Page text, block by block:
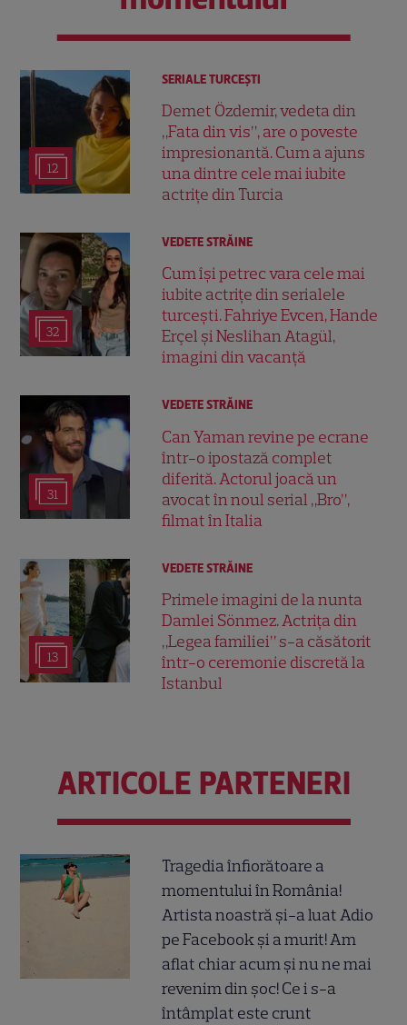
12
SERIALE TURCEŞTI
Demet Özdemir, vedeta din
„Fata din vis”, are o poveste
impresionantă. Cum a ajuns
una dintre cele mai iubite
actrițe din Turcia
32
VEDETE STRĂINE
Cum își petrec vara cele mai
iubite actrițe din serialele
turcești. Fahriye Evcen, Hande
Erçel și Neslihan Atagül,
imagini din vacanță
31
VEDETE STRĂINE
Can Yaman revine pe ecrane
într-o ipostază complet
diferită. Actorul joacă un
avocat în noul serial „Bro”,
filmat în Italia
13
VEDETE STRĂINE
Primele imagini de la nunta
Damlei Sönmez. Actrița din
„Legea familiei” s-a căsătorit
într-o ceremonie discretă la
Istanbul
ARTICOLE PARTENERI
Tragedia înfiorătoare a
momentului în România!
Artista noastră și-a luat Adio
pe Facebook și a murit! Am
aflat chiar acum și nu ne mai
revenim din șoc! Ce i s-a
întâmplat este crunt